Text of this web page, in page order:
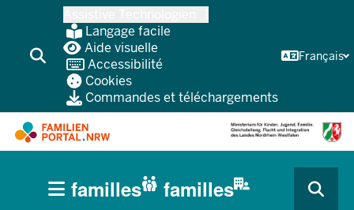
contenu
Langage facile
Aide visuelle
Accessibilité
Cookies
Commandes et téléchargements
Français
CURRENT SECTION POUR LES ENTREPRISES/
CURRENT SECTION POUR LES FAMILLES
HAUPTNAVIGATION
(BÜRGERBEREICH
familles familles